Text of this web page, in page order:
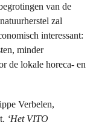
van de
zal
interessant:
minder
de lokale horeca- en
Verbelen,
‘Het VITO